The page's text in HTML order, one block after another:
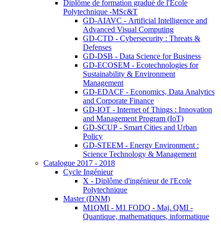
Diplôme de formation gradué de l'Ecole
Polytechnique -MSc&T
GD-AIAVC - Artificial Intelligence and
Advanced Visual Computing
GD-CTD - Cybersecurity : Threats &
Defenses
GD-DSB - Data Science for Business
GD-ECOSEM - Ecotechnologies for
Sustainability & Environment
Management
GD-EDACF - Economics, Data Analytics
and Corporate Finance
GD-IOT - Internet of Things : Innovation
and Management Program (IoT)
GD-SCUP - Smart Cities and Urban
Policy
GD-STEEM - Energy Environment :
Science Technology & Management
Catalogue 2017 - 2018
Cycle Ingénieur
X - Diplôme d'ingénieur de l'Ecole
Polytechnique
Master (DNM)
M1QMI - M1 FODQ - Maj. QMI -
Quantique, mathematiques, informatique